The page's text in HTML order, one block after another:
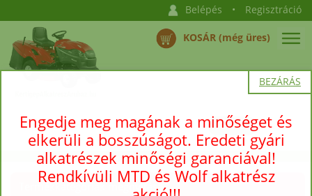
Belépés • Regisztráció
KOSÁR (még üres)
Termékkategóriák megnyitása →
BEZÁRÁS
Engedje meg magának a minőséget és
elkerüli a bosszúságot. Eredeti gyári
alkatrészek minőségi garanciával!
Rendkívüli MTD és Wolf alkatrész